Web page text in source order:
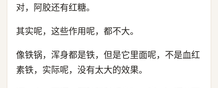
对，阿胶还有红糖。
其实呢，这些作用呢，都不大。
像铁锅，浑身都是铁，但是它里面呢，不是血红
素铁，实际呢，没有太大的效果。